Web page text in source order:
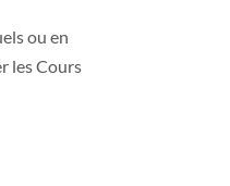
ou en
les Cours